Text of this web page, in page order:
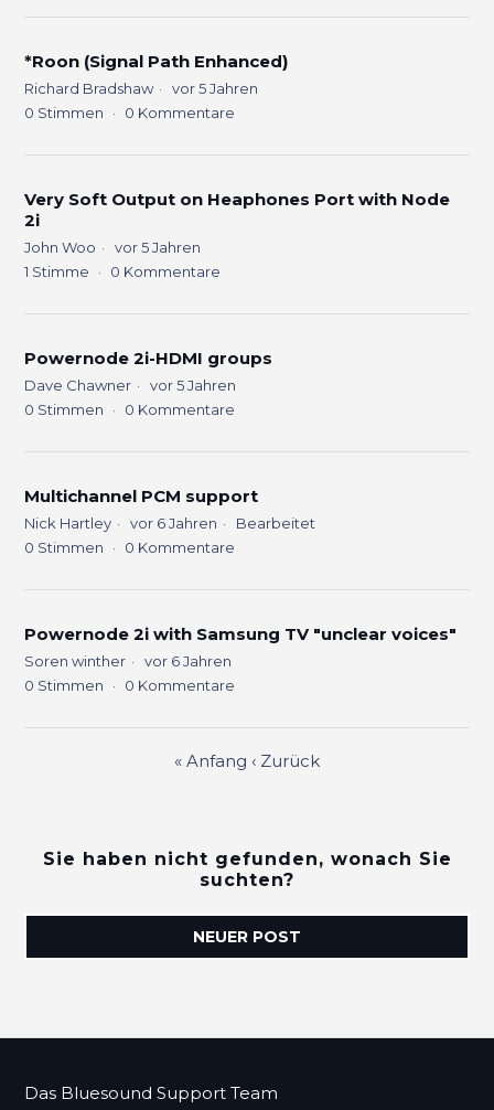
*Roon (Signal Path Enhanced)
Richard Bradshaw
vor 5 Jahren
0 Stimmen 0 Kommentare
Very Soft Output on Heaphones Port with Node
2i
John Woo
vor 5 Jahren
1 Stimme 0 Kommentare
Powernode 2i-HDMI groups
Dave Chawner
vor 5 Jahren
0 Stimmen 0 Kommentare
Multichannel PCM support
Nick Hartley vor 6 Jahren
Bearbeitet
0 Stimmen 0 Kommentare
Powernode 2i with Samsung TV "unclear voices"
Soren winther
vor 6 Jahren
0 Stimmen 0 Kommentare
« Anfang ‹ Zurück
Sie haben nicht gefunden, wonach Sie
suchten?
NEUER POST
Das Bluesound Support Team